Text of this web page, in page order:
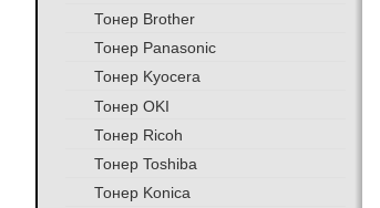
Тонер Brother
Тонер Panasonic
Тонер Kyocera
Тонер OKI
Тонер Ricoh
Тонер Toshiba
Тонер Konica